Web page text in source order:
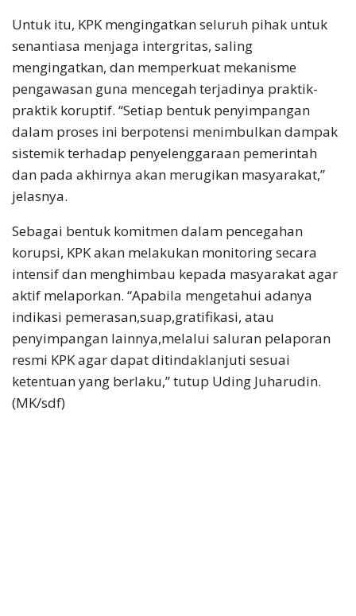
Untuk itu, KPK mengingatkan seluruh pihak untuk
senantiasa menjaga intergritas, saling
mengingatkan, dan memperkuat mekanisme
pengawasan guna mencegah terjadinya praktik-
praktik koruptif. “Setiap bentuk penyimpangan
dalam proses ini berpotensi menimbulkan dampak
sistemik terhadap penyelenggaraan pemerintah
dan pada akhirnya akan merugikan masyarakat,”
jelasnya.
Sebagai bentuk komitmen dalam pencegahan
korupsi, KPK akan melakukan monitoring secara
intensif dan menghimbau kepada masyarakat agar
aktif melaporkan. “Apabila mengetahui adanya
indikasi pemerasan,suap,gratifikasi, atau
penyimpangan lainnya,melalui saluran pelaporan
resmi KPK agar dapat ditindaklanjuti sesuai
ketentuan yang berlaku,” tutup Uding Juharudin.
(MK/sdf)